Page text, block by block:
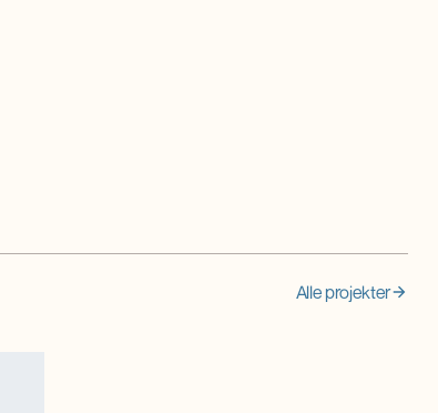
Alle projekter